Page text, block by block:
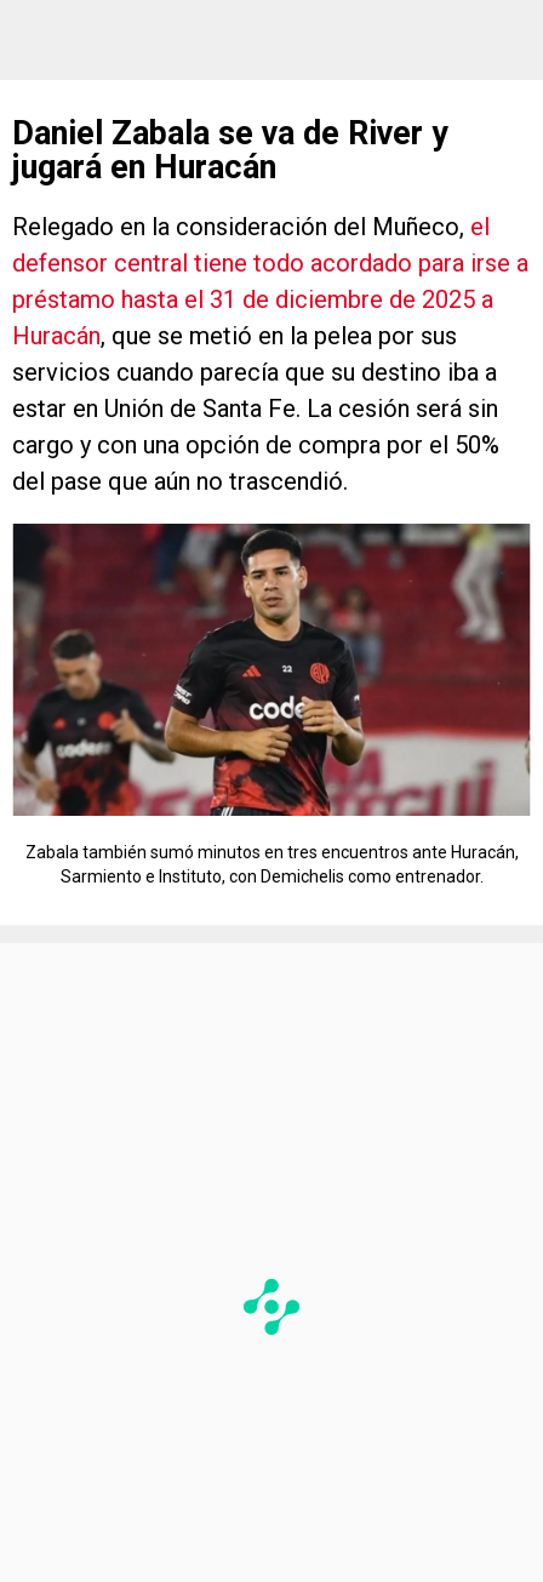
Daniel Zabala se va de River y
jugará en Huracán
Relegado en la consideración del Muñeco, el
defensor central tiene todo acordado para irse a
préstamo hasta el 31 de diciembre de 2025 a
Huracán, que se metió en la pelea por sus
servicios cuando parecía que su destino iba a
estar en Unión de Santa Fe. La cesión será sin
cargo y con una opción de compra por el 50%
del pase que aún no trascendió.
Zabala también sumó minutos en tres encuentros ante Huracán,
Sarmiento e Instituto, con Demichelis como entrenador.